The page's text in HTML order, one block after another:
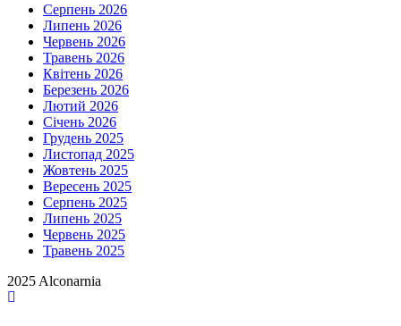
Серпень 2026
Липень 2026
Червень 2026
Травень 2026
Квітень 2026
Березень 2026
Лютий 2026
Січень 2026
Грудень 2025
Листопад 2025
Жовтень 2025
Вересень 2025
Серпень 2025
Липень 2025
Червень 2025
Травень 2025
2025 Alconarnia